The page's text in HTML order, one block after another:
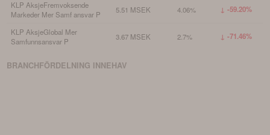
KLP AksjeFremvoksende
Markeder Mer Samf ansvar P
5.51 MSEK 4.06% ↓ -59.20%
KLP AksjeGlobal Mer
Samfunnsansvar P
3.67 MSEK 2.7% ↓ -71.46%
BRANCHFÖRDELNING INNEHAV